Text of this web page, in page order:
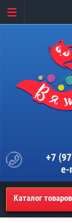
+7
e-
Каталог товаров